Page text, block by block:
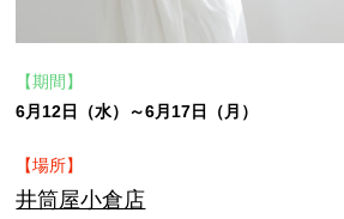
【期間】
6月12日（水）～6月17日（月）
【場所】
井筒屋小倉店